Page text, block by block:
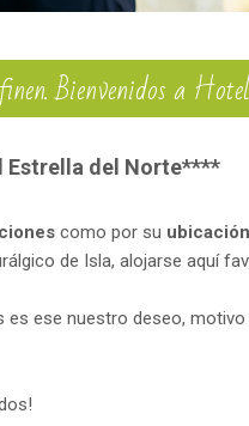
Bienvenidos a
Estrella del Norte****
como por su ubicación
de Isla, alojarse aquí
es ese nuestro deseo,